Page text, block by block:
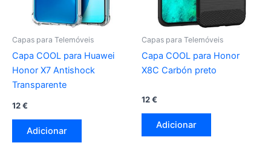
Capas para Telemóveis
Capa COOL para Huawei
Honor X7 Antishock
Transparente
12€
Adicionar
Capas para Telemóveis
Capa COOL para Honor
X8C Carbón preto
12€
Adicionar